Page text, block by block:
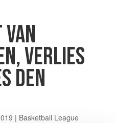
VERLIES
DEN
| Basketball League